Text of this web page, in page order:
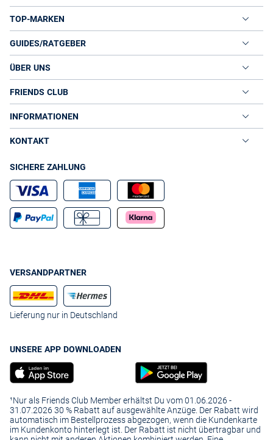
TOP-MARKEN
GUIDES/RATGEBER
ÜBER UNS
FRIENDS CLUB
INFORMATIONEN
KONTAKT
SICHERE ZAHLUNG
VERSANDPARTNER
Lieferung nur in Deutschland
UNSERE APP DOWNLOADEN
¹Nur als Friends Club Member erhältst Du vom 01.06.2026 -
31.07.2026 30 % Rabatt auf ausgewählte Anzüge. Der Rabatt wird
automatisch im Bestellprozess abgezogen, wenn die Kundenkarte
im Kundenkonto hinterlegt ist. Der Rabatt ist nicht übertragbar und